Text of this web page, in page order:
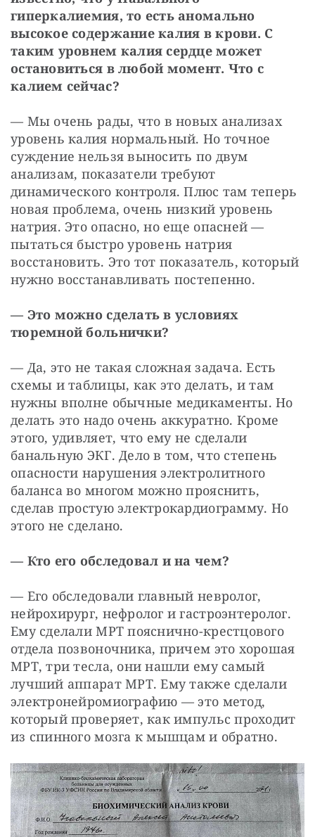
гиперкалиемия, то есть аномально
высокое содержание калия в крови. С
таким уровнем калия сердце может
остановиться в любой момент. Что с
калием сейчас?
— Мы очень рады, что в новых анализах
уровень калия нормальный. Но точное
суждение нельзя выносить по двум
анализам, показатели требуют
динамического контроля. Плюс там теперь
новая проблема, очень низкий уровень
натрия. Это опасно, но еще опасней —
пытаться быстро уровень натрия
восстановить. Это тот показатель, который
нужно восстанавливать постепенно.
— Это можно сделать в условиях
тюремной больнички?
— Да, это не такая сложная задача. Есть
схемы и таблицы, как это делать, и там
нужны вполне обычные медикаменты. Но
делать это надо очень аккуратно. Кроме
этого, удивляет, что ему не сделали
банальную ЭКГ. Дело в том, что степень
опасности нарушения электролитного
баланса во многом можно прояснить,
сделав простую электрокардиограмму. Но
этого не сделано.
— Кто его обследовал и на чем?
— Его обследовали главный невролог,
нейрохирург, нефролог и гастроэнтеролог.
Ему сделали МРТ пояснично-крестцового
отдела позвоночника, причем это хорошая
МРТ, три тесла, они нашли ему самый
лучший аппарат МРТ. Ему также сделали
электронейромиографию — это метод,
который проверяет, как импульс проходит
из спинного мозга к мышцам и обратно.